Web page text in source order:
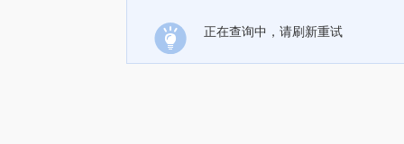
正在查询中，请刷新重试